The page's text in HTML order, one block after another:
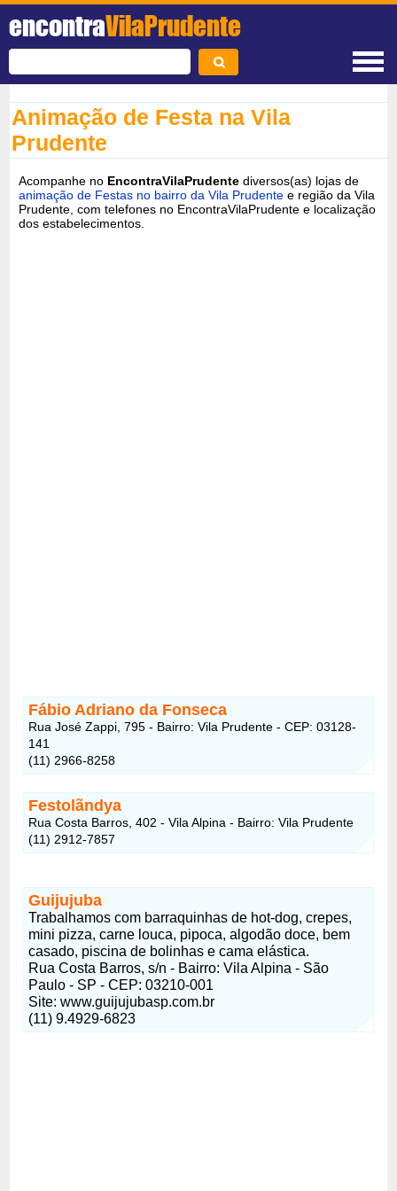
encontraVilaPrudente
Animação de Festa na Vila
Prudente
Acompanhe no EncontraVilaPrudente diversos(as) lojas de
animação de Festas no bairro da Vila Prudente e região da Vila
Prudente, com telefones no EncontraVilaPrudente e localização
dos estabelecimentos.
Fábio Adriano da Fonseca
Rua José Zappi, 795 - Bairro: Vila Prudente - CEP: 03128-
141
(11) 2966-8258
Festolãndya
Rua Costa Barros, 402 - Vila Alpina - Bairro: Vila Prudente
(11) 2912-7857
Guijujuba
Trabalhamos com barraquinhas de hot-dog, crepes,
mini pizza, carne louca, pipoca, algodão doce, bem
casado, piscina de bolinhas e cama elástica.
Rua Costa Barros, s/n - Bairro: Vila Alpina - São
Paulo - SP - CEP: 03210-001
Site: www.guijujubasp.com.br
(11) 9.4929-6823